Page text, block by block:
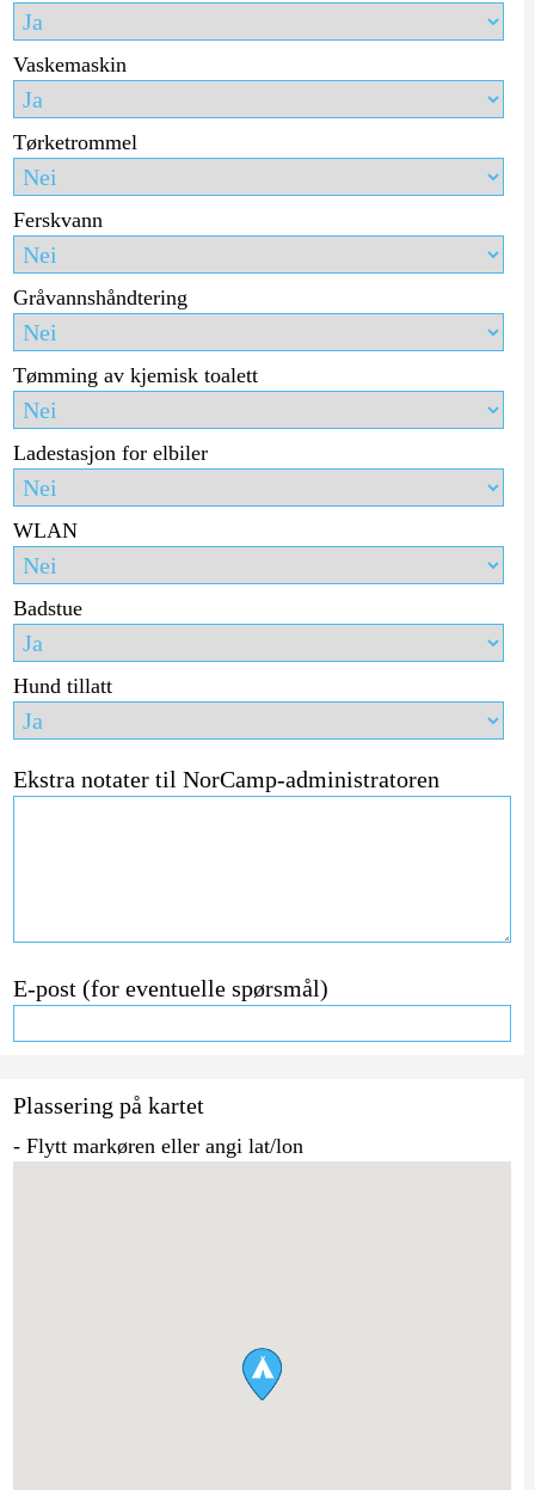
Vaskemaskin
Tørketrommel
Ferskvann
Gråvannshåndtering
Tømming av kjemisk toalett
Ladestasjon for elbiler
WLAN
Badstue
Hund tillatt
Ekstra notater til NorCamp-administratoren
E-post (for eventuelle spørsmål)
Plassering på kartet
- Flytt markøren eller angi lat/lon